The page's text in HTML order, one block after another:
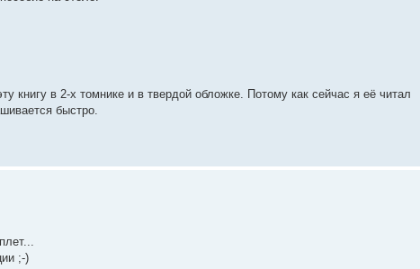
книгу в 2-х томнике и в твердой обложке. Потому как сейчас я её читал
быстро.
;-)